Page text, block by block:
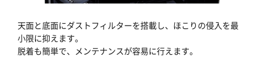
天面と底面にダストフィルターを搭載し、ほこりの侵入を最
小限に抑えます。
脱着も簡単で、メンテナンスが容易に行えます。